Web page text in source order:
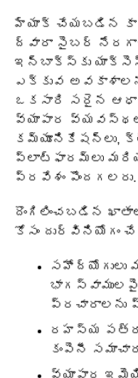
హ్యాక్ చేయబడిన
ద్వారా సైబర్
ఇన్‌బాక్స్‌కు యాక్సెస్
ఎక్కువ
ఒకసారి సరైన
వ్యాపార
కమ్యూనికేషన్‌లు,
ప్లాట్‌ఫారమ్‌లు
ప్రవేశం పొందగలరు.
దొంగిలించబడిన
కోసం దుర్వినియోగం
సహోద్యోగులు
భాగస్వాములపై
ప్రచారాలను
రహస్య
కంపెనీ
వ్యాపార